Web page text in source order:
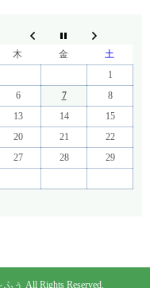
木 金
土
1
6 7
8
13 14
15
20 21
22
27 28
29
ぅ All Rights Reserved.